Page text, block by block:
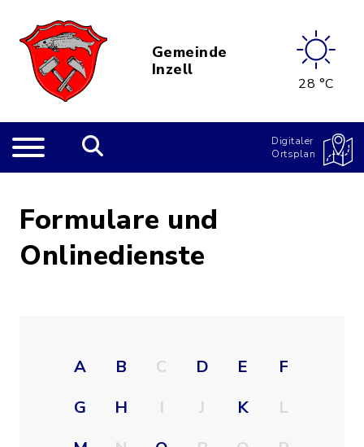
Gemeinde
Inzell
28 °C
Digitaler
Ortsplan
Formulare und
Onlinedienste
A B C D E
F
G
H I J K
L